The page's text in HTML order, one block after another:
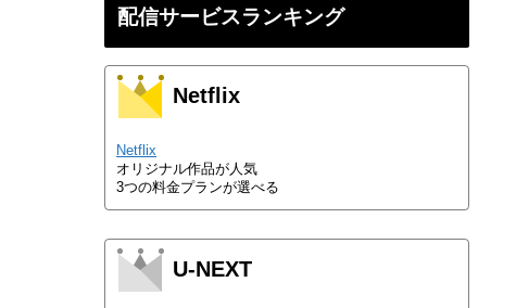
配信サービスランキング
Netflix
Netflix
オリジナル作品が人気
3つの料金プランが選べる
U-NEXT